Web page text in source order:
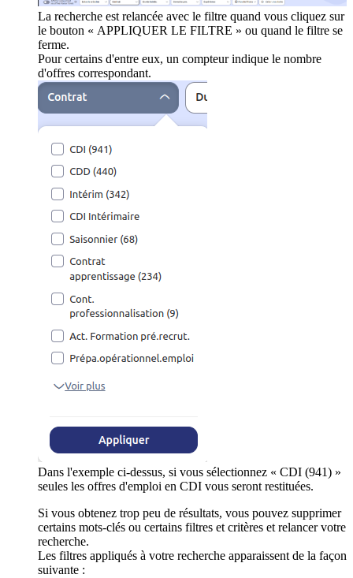
La recherche est relancée avec le filtre quand vous cliquez sur
le bouton « APPLIQUER LE FILTRE » ou quand le filtre se
ferme.
Pour certains d'entre eux, un compteur indique le nombre
d'offres correspondant.
Dans l'exemple ci-dessus, si vous sélectionnez « CDI (941) »
seules les offres d'emploi en CDI vous seront restituées.
Si vous obtenez trop peu de résultats, vous pouvez supprimer
certains mots-clés ou certains filtres et critères et relancer votre
recherche.
Les filtres appliqués à votre recherche apparaissent de la façon
suivante :